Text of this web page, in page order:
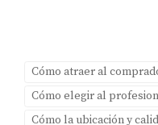
sin sacrificar
atención personalizada.
Cómo atraer al
Cómo elegir al
Cómo la ubicación y